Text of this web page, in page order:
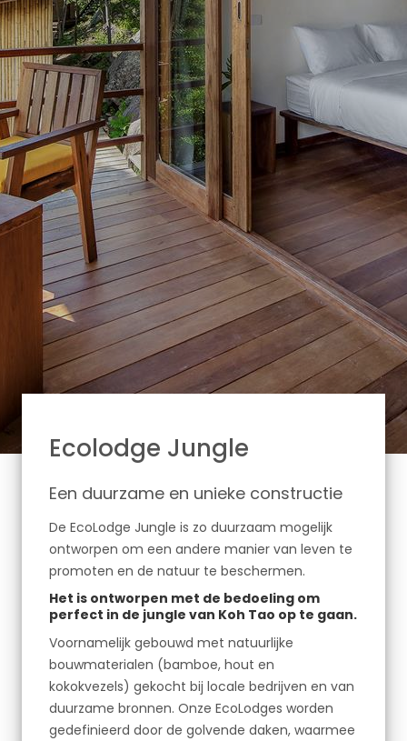
Ecolodge Jungle
Een duurzame en unieke constructie
De EcoLodge Jungle is zo duurzaam mogelijk
ontworpen om een andere manier van leven te
promoten en de natuur te beschermen.
Het is ontworpen met de bedoeling om
perfect in de jungle van Koh Tao op te gaan.
Voornamelijk gebouwd met natuurlijke
bouwmaterialen (bamboe, hout en
kokokvezels) gekocht bij locale bedrijven en van
duurzame bronnen. Onze EcoLodges worden
gedefinieerd door de golvende daken, waarmee